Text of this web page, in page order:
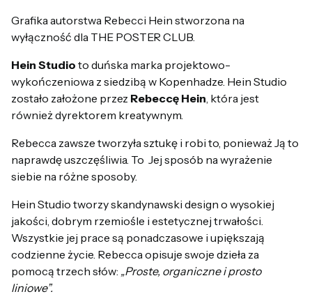
Grafika autorstwa Rebecci Hein stworzona na
wyłączność dla THE POSTER CLUB.
Hein Studio to duńska marka projektowo-
wykończeniowa z siedzibą w Kopenhadze. Hein Studio
zostało założone przez Rebeccę Hein, która jest
również dyrektorem kreatywnym.
Rebecca zawsze tworzyła sztukę i robi to, ponieważ Ją to
naprawdę uszczęśliwia. To Jej sposób na wyrażenie
siebie na różne sposoby.
Hein Studio tworzy skandynawski design o wysokiej
jakości, dobrym rzemiośle i estetycznej trwałości.
Wszystkie jej prace są ponadczasowe i upiększają
codzienne życie. Rebecca opisuje swoje dzieła za
pomocą trzech słów: „Proste, organiczne i prosto
liniowe”.